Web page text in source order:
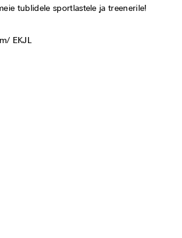
tublidele sportlastele ja treenerile!
EKJL